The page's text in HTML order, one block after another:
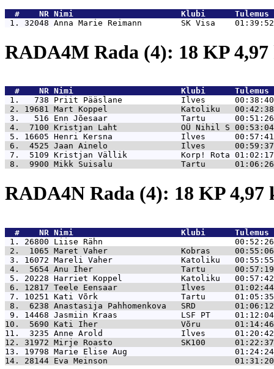
  #    NR
Nimi                      Klubi
1. 32048 Anna Marie Reimann        SK Visa    01:39:52
RADA4M Rada (4): 18 KP
  #    NR
Nimi                      Klubi
1.   738 Priit Pääslane            Ilves      00:38:40
2. 19681 Mart Koppel               Katoliku   00:42:38
3.   516 Enn Jõesaar               Tartu      00:51:26
4.  7100 Kristjan Laht             OÜ Nihil S 00:53:04
5. 16605 Henri Kersna              Ilves      00:57:41
6.  4525 Jaan Ainelo               Ilves      00:59:37
7.  5109 Kristjan Vällik           Korp! Rota 01:02:17
8.  9900 Mikk Suisalu              Tartu      01:06:26
RADA4N Rada (4): 18 KP
  #    NR
Nimi                      Klubi
1. 26800 Liise Rähn                           00:52:26
2.  1065 Maret Vaher               Kobras     00:55:06
3. 16072 Mareli Vaher              Katoliku   00:55:55
4.  5654 Anu Iher                  Tartu      00:57:19
5. 20228 Harriet Koppel            Katoliku   00:57:42
6. 12817 Teele Eensaar             Ilves      01:02:44
7. 10251 Kati Võrk                 Tartu      01:05:35
8.  6238 Anastasija Pahhomenkova   SRD
9. 14468 Jasmiin Kraas             LSF PT     01:12:04
10.  5690 Kati Iher                 Võru       01:14:46
11.  3235 Anne Arold                Ilves      01:20:42
12. 31972 Mirje Roasto              SK100      01:22:37
13. 19798 Marie Elise Aug                      01:24:24
14. 28144 Eva Meinson                          01:31:20